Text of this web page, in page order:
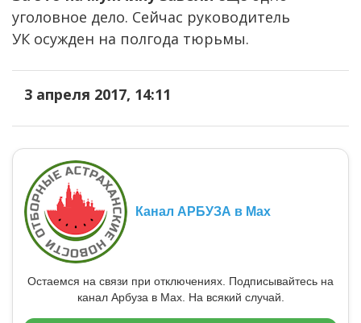
уголовное дело. Сейчас руководитель
УК осужден на полгода тюрьмы.
3 апреля 2017, 14:11
Канал АРБУЗА в Max
Остаемся на связи при отключениях. Подписывайтесь на
канал Арбуза в Max. На всякий случай.